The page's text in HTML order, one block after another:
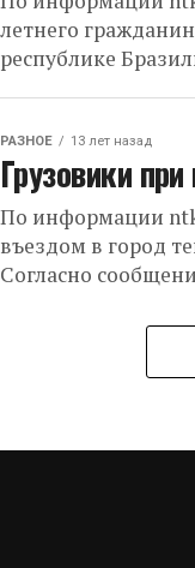
летнего
республике
РАЗНОЕ 13 лет назад
Грузовики
По информации
въездом в город
Согласно